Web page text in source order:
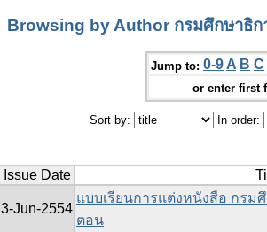
Browsing by Author กรมศึกษาธิก
Jump to: 0-9 A B C
or enter first
Sort by: In order:
Issue Date
3-Jun-2554
แบบเรียนการแต่งหนังสือ กรม
ตอน